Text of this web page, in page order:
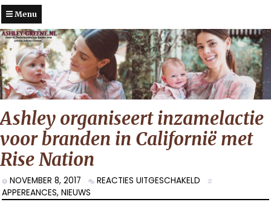
Menu
Ashley organiseert inzamelactie
voor branden in Californië met
Rise Nation
NOVEMBER 8, 2017 REACTIES UITGESCHAKELD VOOR
APPEREANCES, NIEUWS